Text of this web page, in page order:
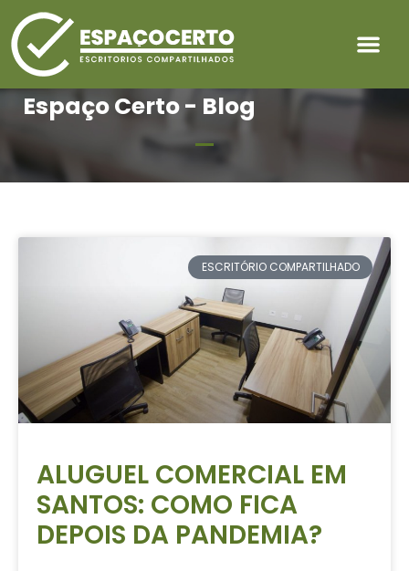
Espaço Certo - Blog
ESCRITÓRIO COMPARTILHADO
ALUGUEL COMERCIAL EM
SANTOS: COMO FICA
DEPOIS DA PANDEMIA?